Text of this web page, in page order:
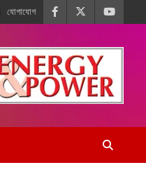
যোগাযোগ